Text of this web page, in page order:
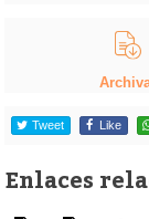
Tweet Like
Enlaces